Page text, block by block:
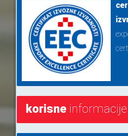
korisneinformacije